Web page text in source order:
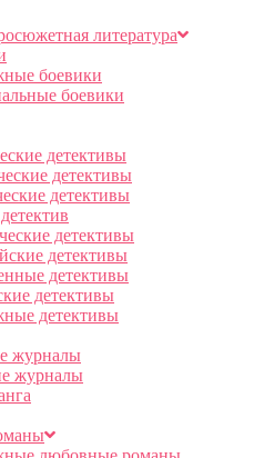
литература
боевики
боевики
детективы
детективы
детективы
детективы
детективы
детективы
детективы
детективы
журналы
журналы